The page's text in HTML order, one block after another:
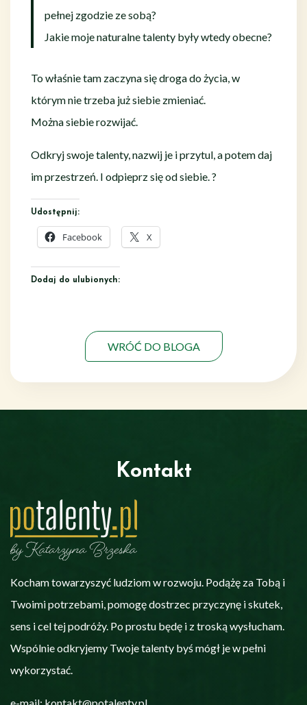
pełnej zgodzie ze sobą?
Jakie moje naturalne talenty były wtedy obecne?
To właśnie tam zaczyna się droga do życia, w
którym nie trzeba już siebie zmieniać.
Można siebie rozwijać.
Odkryj swoje talenty, nazwij je i przytul, a potem daj
im przestrzeń. I odpieprz się od siebie. ?
Udostępnij:
Facebook X
Dodaj do ulubionych:
WRÓĆ DO BLOGA
Kontakt
Kocham towarzyszyć ludziom w rozwoju. Podążę za Tobą i
Twoimi potrzebami, pomogę dostrzec przyczynę i skutek,
sens i cel tej podróży. Po prostu będę i z troską wysłucham.
Wspólnie odkryjemy Twoje talenty byś mógł je w pełni
wykorzystać.